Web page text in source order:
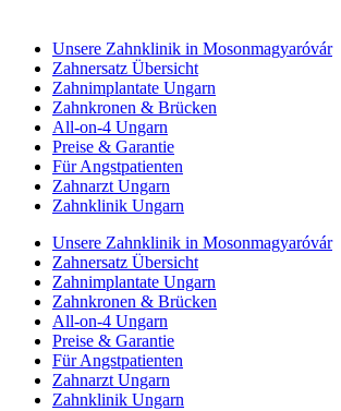
Unsere Zahnklinik in Mosonmagyaróvár
Zahnersatz Übersicht
Zahnimplantate Ungarn
Zahnkronen & Brücken
All-on-4 Ungarn
Preise & Garantie
Für Angstpatienten
Zahnarzt Ungarn
Zahnklinik Ungarn
Unsere Zahnklinik in Mosonmagyaróvár
Zahnersatz Übersicht
Zahnimplantate Ungarn
Zahnkronen & Brücken
All-on-4 Ungarn
Preise & Garantie
Für Angstpatienten
Zahnarzt Ungarn
Zahnklinik Ungarn